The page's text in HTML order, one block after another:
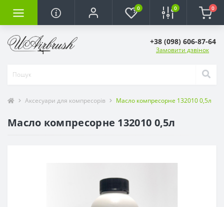
0 0 0
+38 (098) 606-87-64
Замовити дзвінок
Аксесуари для компресорів Масло компресорне 132010 0,5л
Масло компресорне 132010 0,5л